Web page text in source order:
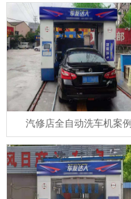
汽修店全自动洗车机案例